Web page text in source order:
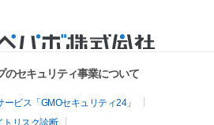
のセキュリティ事業について
ビス「GMOセキュリティ24」
トリスク診断